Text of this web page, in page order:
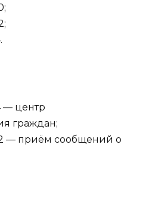
— центр
граждан;
— приём сообщений о